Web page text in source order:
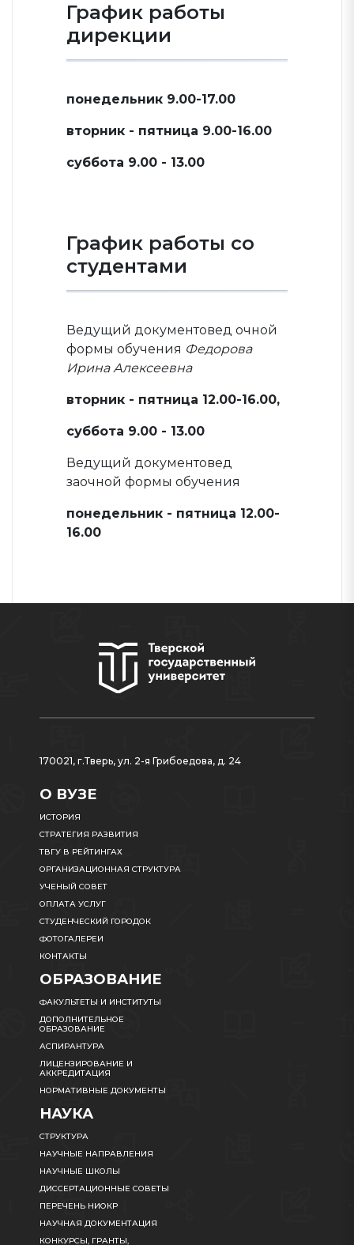
График работы
дирекции
понедельник 9.00-17.00
вторник - пятница 9.00-16.00
суббота 9.00 - 13.00
График работы со
студентами
Ведущий документовед очной
формы обучения Федорова
Ирина Алексеевна
вторник - пятница 12.00-16.00,
суббота 9.00 - 13.00
Ведущий документовед
заочной формы обучения
понедельник - пятница 12.00-
16.00
170021, г.Тверь, ул. 2-я Грибоедова, д. 24
О ВУЗЕ
ИСТОРИЯ
СТРАТЕГИЯ РАЗВИТИЯ
ТВГУ В РЕЙТИНГАХ
ОРГАНИЗАЦИОННАЯ СТРУКТУРА
УЧЕНЫЙ СОВЕТ
ОПЛАТА УСЛУГ
СТУДЕНЧЕСКИЙ ГОРОДОК
ФОТОГАЛЕРЕИ
КОНТАКТЫ
ОБРАЗОВАНИЕ
ФАКУЛЬТЕТЫ И ИНСТИТУТЫ
ДОПОЛНИТЕЛЬНОЕ
ОБРАЗОВАНИЕ
АСПИРАНТУРА
ЛИЦЕНЗИРОВАНИЕ И
АККРЕДИТАЦИЯ
НОРМАТИВНЫЕ ДОКУМЕНТЫ
НАУКА
СТРУКТУРА
НАУЧНЫЕ НАПРАВЛЕНИЯ
НАУЧНЫЕ ШКОЛЫ
ДИССЕРТАЦИОННЫЕ СОВЕТЫ
ПЕРЕЧЕНЬ НИОКР
НАУЧНАЯ ДОКУМЕНТАЦИЯ
КОНКУРСЫ, ГРАНТЫ,